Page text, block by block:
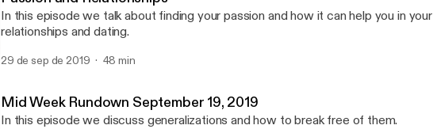
In this episode we talk about finding your passion and how it can help you in your
relationships and dating.
29 de sep de 2019 48 min
Mid Week Rundown September 19, 2019
In this episode we discuss generalizations and how to break free of them.